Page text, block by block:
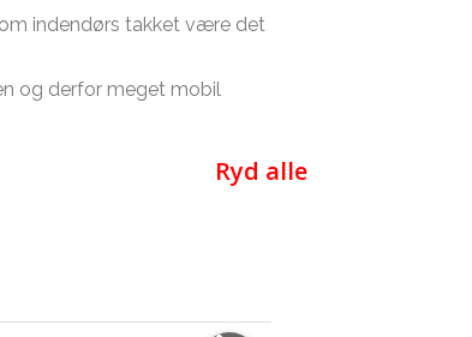
indendørs takket være det
og derfor meget mobil
Ryd alle